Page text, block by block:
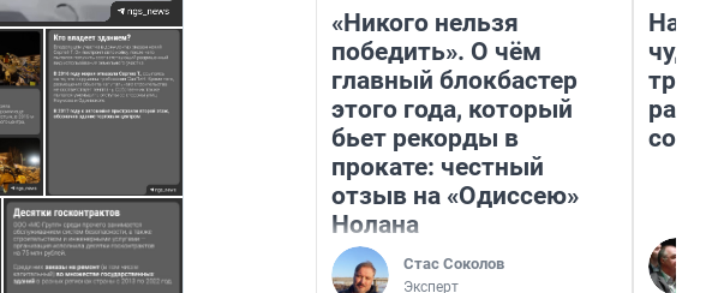
«Никого нельзя
победить». О чём
главный блокбастер
этого года, который
бьет рекорды в
прокате: честный
отзыв на «Одиссею»
Нолана
Стас Соколов
Эксперт